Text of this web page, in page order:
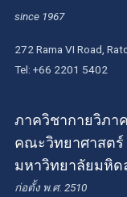
since 1967
272 Rama VI Road,
Tel: +66 2201 5402
ภาควิชากายวิภา
คณะวิทยาศาสตร์
มหาวิทยาลัยมหิด
ก่อตั้ง พ.ศ. 2510